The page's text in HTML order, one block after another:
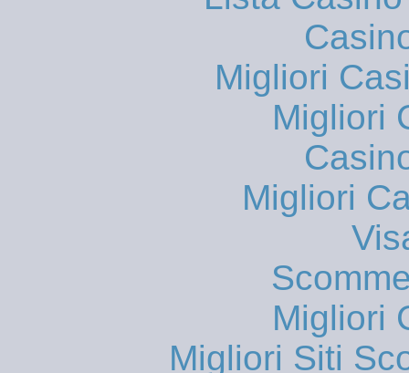
Migliori
Migliori
Migliori
Migliori
Migliori Siti